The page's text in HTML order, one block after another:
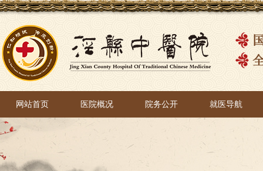
网站首页
网站首页
医院概况 院务公开 就医导航